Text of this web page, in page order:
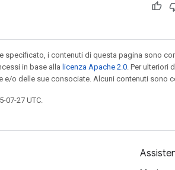
specificato, i contenuti di questa pagina sono
in base alla licenza Apache 2.0 . Per ulteriori
e/o delle sue consociate. Alcuni contenuti sono
07-27 UTC.